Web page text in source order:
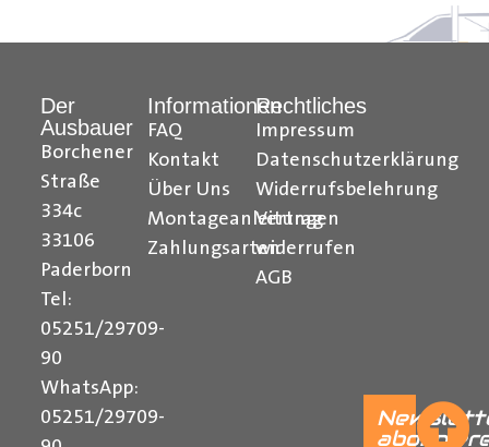
auch auf unseremYouTube Kanaleinfach und
Ihr Team von Der Ausbauer
Formularbeginn
Der
Ausbauer
Borchener
Straße
334c
33106
Paderborn
Tel:
05251/29709-
90
WhatsApp:
05251/29709-
Informationen
FAQ
Kontakt
Über Uns
Montageanleitungen
Zahlungsarten
Rechtliches
Impressum
Datenschutzerklärung
Widerrufsbelehrung
Vertrag
widerrufen
AGB